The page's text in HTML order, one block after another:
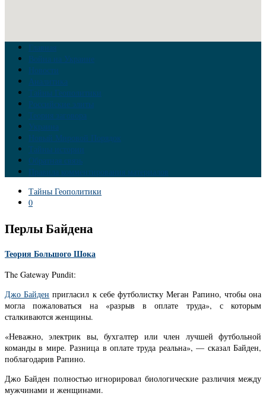
Главная
Война на Украине
Новости
Аналитика
Тайны Геополитики
Российские элиты
Теория заговора
Украина
Новый Мировой Порядок
Тайны истории
Обратная связь
Правила комментирования материалов
Тайны Геополитики
0
Перлы Байдена
Теория Большого Шока
The Gateway Pundit:
Джо Байден пригласил к себе футболистку Меган Рапино, чтобы она
могла пожаловаться на «разрыв в оплате труда», с которым
сталкиваются женщины.
«Неважно, электрик вы, бухгалтер или член лучшей футбольной
команды в мире. Разница в оплате труда реальна», — сказал Байден,
поблагодарив Рапино.
Джо Байден полностью игнорировал биологические различия между
мужчинами и женщинами.